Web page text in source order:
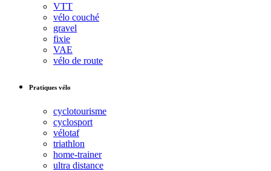
VTT
vélo couché
gravel
fixie
VAE
vélo de route
Pratiques vélo
cyclotourisme
cyclosport
vélotaf
triathlon
home-trainer
ultra distance